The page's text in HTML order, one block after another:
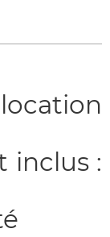
inclus :